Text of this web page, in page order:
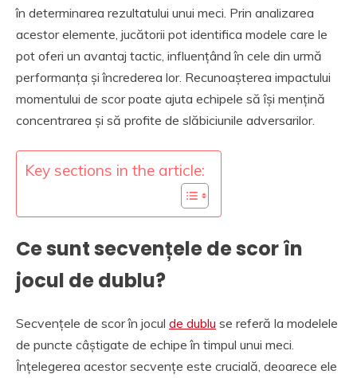
în determinarea rezultatului unui meci. Prin analizarea
acestor elemente, jucătorii pot identifica modele care le
pot oferi un avantaj tactic, influențând în cele din urmă
performanța și încrederea lor. Recunoașterea impactului
momentului de scor poate ajuta echipele să își mențină
concentrarea și să profite de slăbiciunile adversarilor.
Key sections in the article:
Ce sunt secvențele de scor în
jocul de dublu?
Secvențele de scor în jocul de dublu se referă la modelele
de puncte câștigate de echipe în timpul unui meci.
Înțelegerea acestor secvențe este crucială, deoarece ele